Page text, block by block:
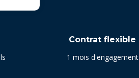
Contrat flexible
1 mois d'engagement